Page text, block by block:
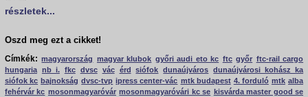
részletek...
Oszd meg ezt a cikket!
Címkék: magyarország magyar klubok győri audi eto kc ftc győr ftc-rail cargo
hungaria nb i. fkc dvsc vác érd siófok dunaújváros
dunaújvárosi kohász ka
siófok kc bajnokság dvsc-tvp ipress center-vác mtk budapest 4. forduló mtk alba
fehérvár kc mosonmagyaróvár mosonmagyaróvári kc se kisvárda master good se